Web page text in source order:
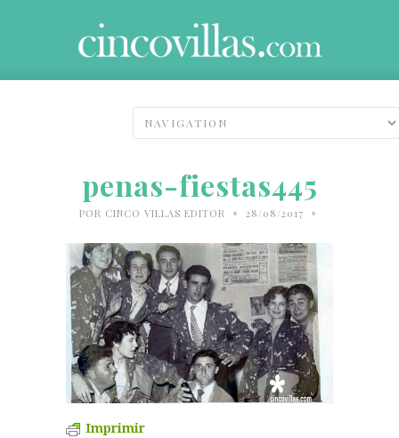
penas-fiestas445
POR CINCO VILLAS EDITOR • 28/08/2017 •
Imprimir